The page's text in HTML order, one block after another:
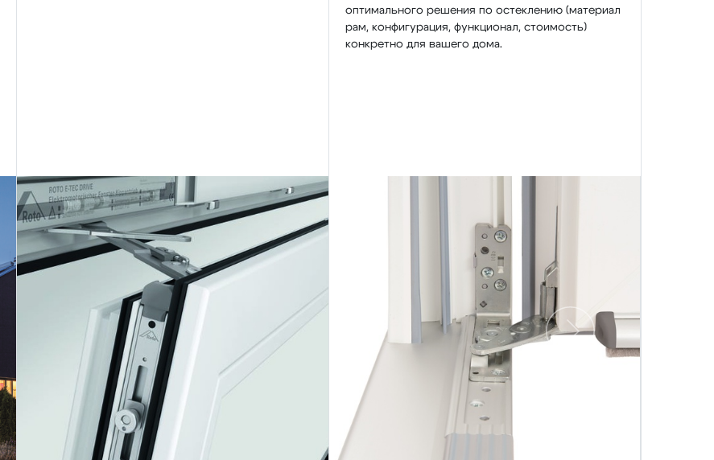
оптимального решения по остеклению (материал
рам, конфигурация, функционал, стоимость)
конкретно для вашего дома.
Следующий